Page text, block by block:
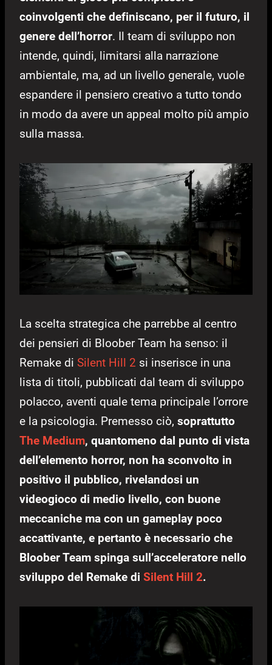
coinvolgenti che definiscano, per il futuro, il
genere dell’horror. Il team di sviluppo non
intende, quindi, limitarsi alla narrazione
ambientale, ma, ad un livello generale, vuole
espandere il pensiero creativo a tutto tondo
in modo da avere un appeal molto più ampio
sulla massa.
La scelta strategica che parrebbe al centro
dei pensieri di Bloober Team ha senso: il
Remake di Silent Hill 2 si inserisce in una
lista di titoli, pubblicati dal team di sviluppo
polacco, aventi quale tema principale l’orrore
e la psicologia. Premesso ciò, soprattutto
The Medium, quantomeno dal punto di vista
dell’elemento horror, non ha sconvolto in
positivo il pubblico, rivelandosi un
videogioco di medio livello, con buone
meccaniche ma con un gameplay poco
accattivante, e pertanto è necessario che
Bloober Team spinga sull’acceleratore nello
sviluppo del Remake di Silent Hill 2.